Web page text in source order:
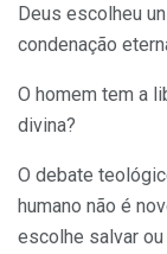
Deus escolheu
condenação
O homem tem a
divina?
O debate
humano não é
escolhe salvar